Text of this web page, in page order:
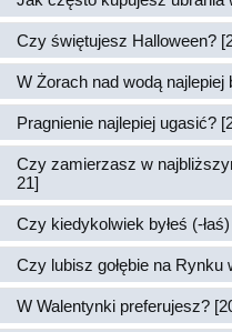
Czy świętujesz Halloween?
W Żorach nad wodą najlepiej
Pragnienie najlepiej ugasić?
Czy zamierzasz w
21]
Czy kiedykolwiek byłeś (-
Czy lubisz gołębie na Rynku
W Walentynki preferujesz?